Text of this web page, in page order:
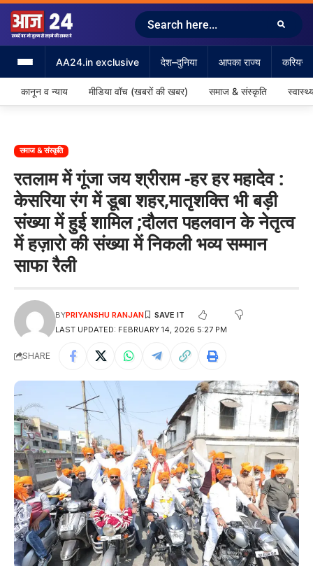
AA24.in exclusive देश–दुनिया आपका राज्य करियर
कानून व न्याय मीडिया वॉच (खबरों की खबर) समाज & संस्कृति
समाज & संस्कृति
रतलाम में गूंजा जय श्रीराम -हर हर महादेव :
केसरिया रंग में डूबा शहर,मातृशक्ति भी बड़ी
संख्या में हुई शामिल ;दौलत पहलवान के नेतृत्व
में हज़ारो की संख्या में निकली भव्य सम्मान
साफा रैली
LAST UPDATED: FEBRUARY 14, 2026 5:27 PM
BYPRIYANSHU RANJAN
SHARE